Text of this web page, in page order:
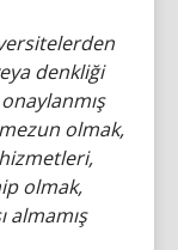
denkliği
olmak,
olmak,